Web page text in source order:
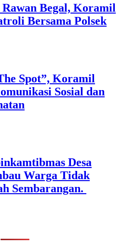
Begal, Koramil
Bersama Polsek
Spot”, Koramil
Sosial dan
Desa
Warga Tidak
Sembarangan.